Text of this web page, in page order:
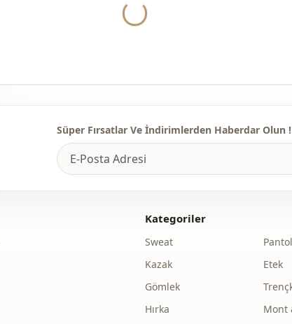
Yukleniyor...
Süper Fırsatlar Ve İndirimlerden Haberdar Olun !
Kategoriler
Sweat
Kazak
Gömlek
Hırka
Etek
Mont